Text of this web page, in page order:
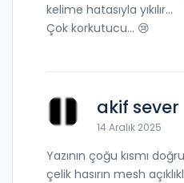
kelime hatasıyla yıkılır...
Çok korkutucu... 😢
akif sever
14 Aralık 2025
Yazının çoğu kısmı
çelik hasırın mesh